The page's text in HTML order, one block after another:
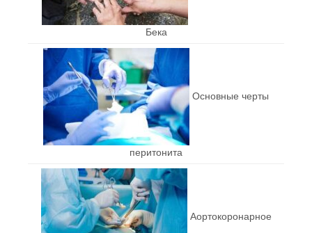
Бека
Основные черты
перитонита
Аортокоронарное